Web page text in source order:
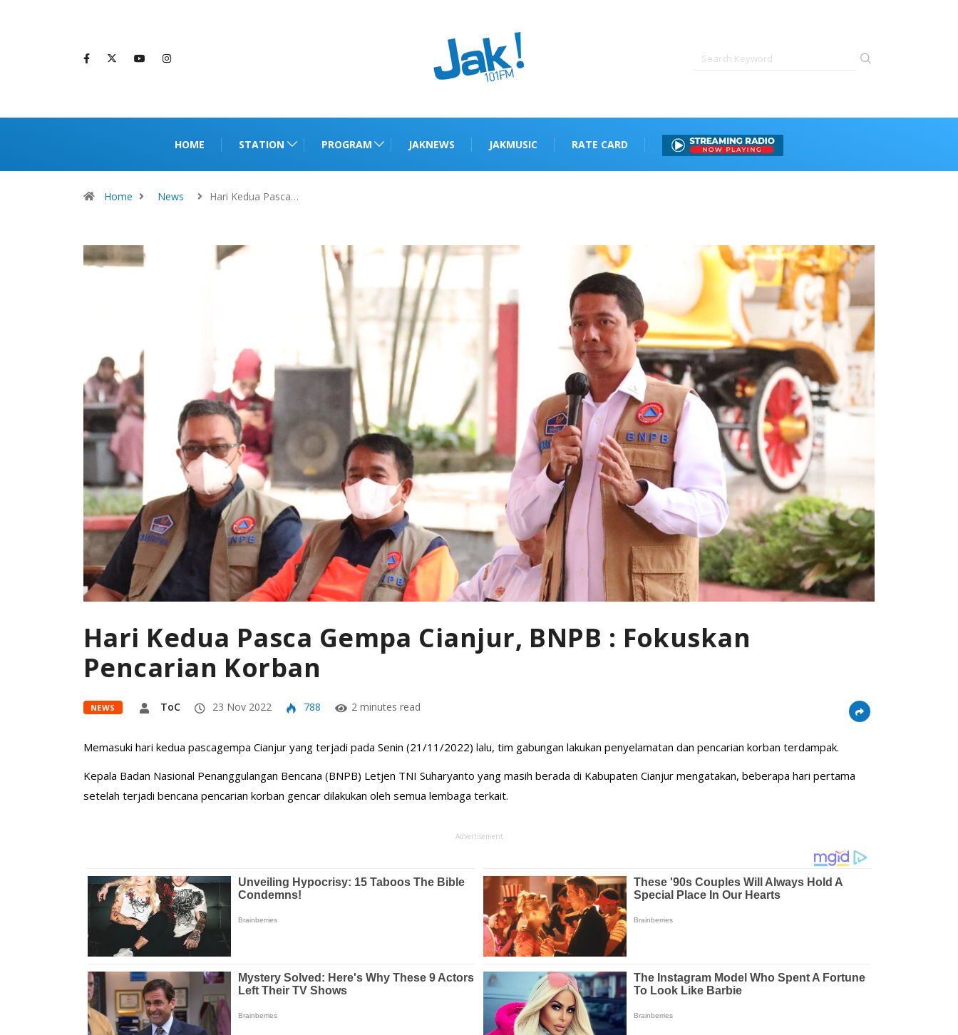
HOME STATION PROGRAM JAKNEWS JAKMUSIC RATE CARD
Home News Hari Kedua Pasca…
Hari Kedua Pasca Gempa Cianjur, BNPB : Fokuskan
Pencarian Korban
NEWS ToC 23 Nov 2022 788 2 minutes read
Memasuki hari kedua pascagempa Cianjur yang terjadi pada Senin (21/11/2022) lalu, tim gabungan lakukan penyelamatan dan pencarian korban terdampak.
Kepala Badan Nasional Penanggulangan Bencana (BNPB) Letjen TNI Suharyanto yang masih berada di Kabupaten Cianjur mengatakan, beberapa hari pertama
setelah terjadi bencana pencarian korban gencar dilakukan oleh semua lembaga terkait.
Advertisement